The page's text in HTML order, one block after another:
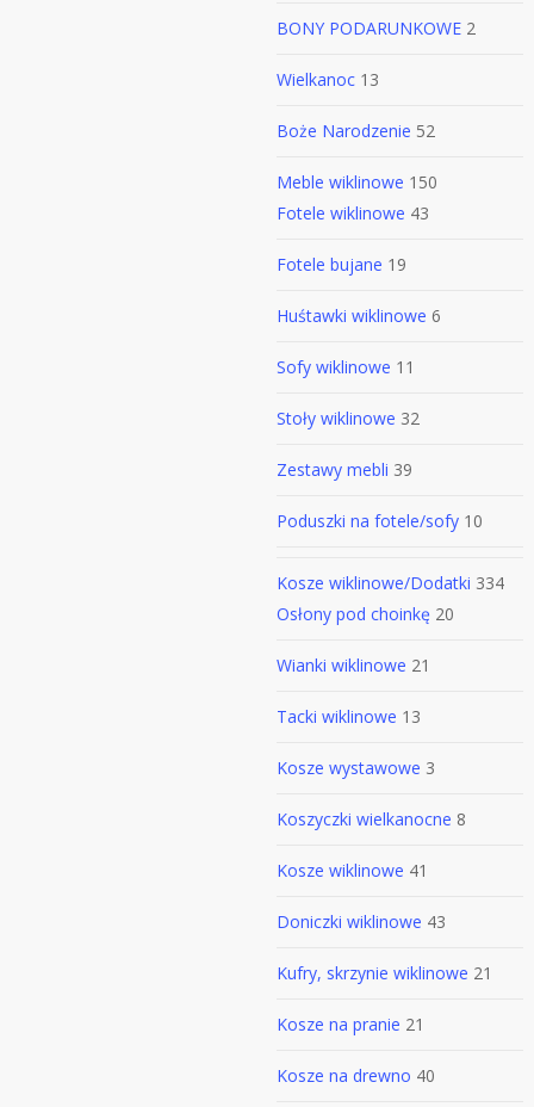
BONY PODARUNKOWE 2
Wielkanoc 13
Boże Narodzenie 52
Meble wiklinowe 150
Fotele wiklinowe 43
Fotele bujane 19
Huśtawki wiklinowe 6
Sofy wiklinowe 11
Stoły wiklinowe 32
Zestawy mebli 39
Poduszki na fotele/sofy 10
Kosze wiklinowe/Dodatki 334
Osłony pod choinkę 20
Wianki wiklinowe 21
Tacki wiklinowe 13
Kosze wystawowe 3
Koszyczki wielkanocne 8
Kosze wiklinowe 41
Doniczki wiklinowe 43
Kufry, skrzynie wiklinowe 21
Kosze na pranie 21
Kosze na drewno 40